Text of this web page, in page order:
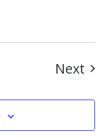
Next